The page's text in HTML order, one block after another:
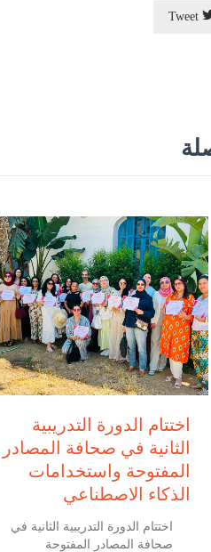
Tweet
اختتام الدورة التدريبية
الثانية في صحافة المصادر
المفتوحة واستخدامات
الذكاء الاصطناعي
اختتام الدورة التدريبية الثانية في
صحافة المصادر المفتوحة